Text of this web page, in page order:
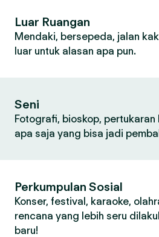
Luar Ruangan
Mendaki, bersepeda, jalan
luar untuk alasan apa pun.
Seni
Fotografi, bioskop, pertukaran
apa saja yang bisa jadi
Perkumpulan Sosial
Konser, festival, karaoke,
rencana yang lebih seru
baru!